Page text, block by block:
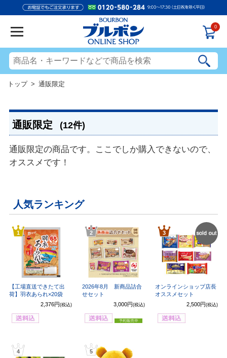
0
トップ> 通販限定
通販限定 (12件)
通販限定の商品です。ここでしか購入できないので、
オススメです！
人気ランキング
1
【工場直送できたて出
荷】羽衣あられ×20袋
2,376円 (税込)
2
2026年8月 新商品詰合
せセット
3,000円 (税込)
3
OUT
オンラインショップ店長
オススメセット
2,500円(税込)
4 5